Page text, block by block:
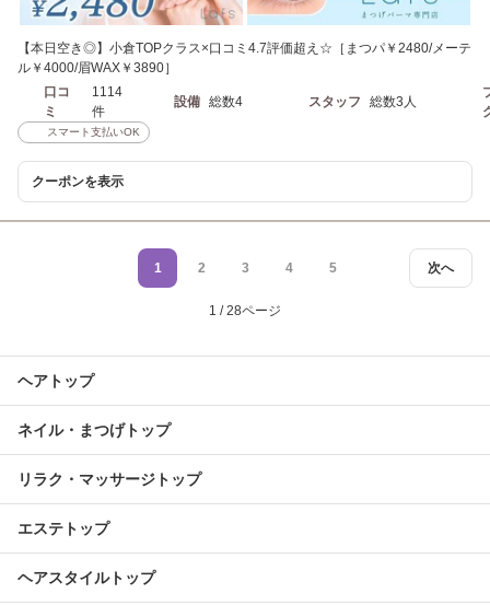
【本日空き◎】小倉TOPクラス×口コミ4.7評価超え☆［まつパ￥2480/メーテ
ル￥4000/眉WAX￥3890］
口コ
ミ
1114
件
設備 総数4 スタッフ 総数3人
スマート支払いOK
クーポンを表示
次へ
1 2 3 4 5
1 / 28ページ
ヘアトップ
ネイル・まつげトップ
リラク・マッサージトップ
エステトップ
ヘアスタイルトップ